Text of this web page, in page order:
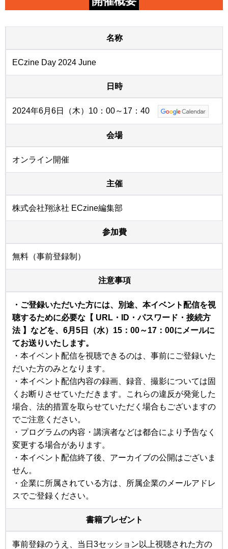
名称
ECzine Day 2024 June
日時
2024年6月6日（木）10：00～17：40
会場
オンライン開催
主催
株式会社翔泳社 ECzine編集部
参加費
無料（事前登録制）
注意事項
・ご登録いただいた方には、別途、本イベント配信を視
聴するために必要な【 URL・ID・パスワード・接続方
法 】などを、6月5日（水）15：00～17：00にメールに
てお送りいたします。
・本イベント配信を視聴できるのは、事前にご登録いた
だいた方のみとなります。
・本イベント配信内容の録画、録音、撮影については固
くお断りさせていただきます。これらの違反が発覚した
場合、法的措置を取らせていただく場合もございますの
でご注意ください。
・プログラムの内容・講演者などは都合により予告なく
変更する場合があります。
・本イベント配信終了後、アーカイブの公開はございま
せん。
・企業に所属されている方は、所属企業のメールアドレ
スでご登録ください。
書籍プレゼント
事前登録のうえ、当日3セッション以上視聴された方の